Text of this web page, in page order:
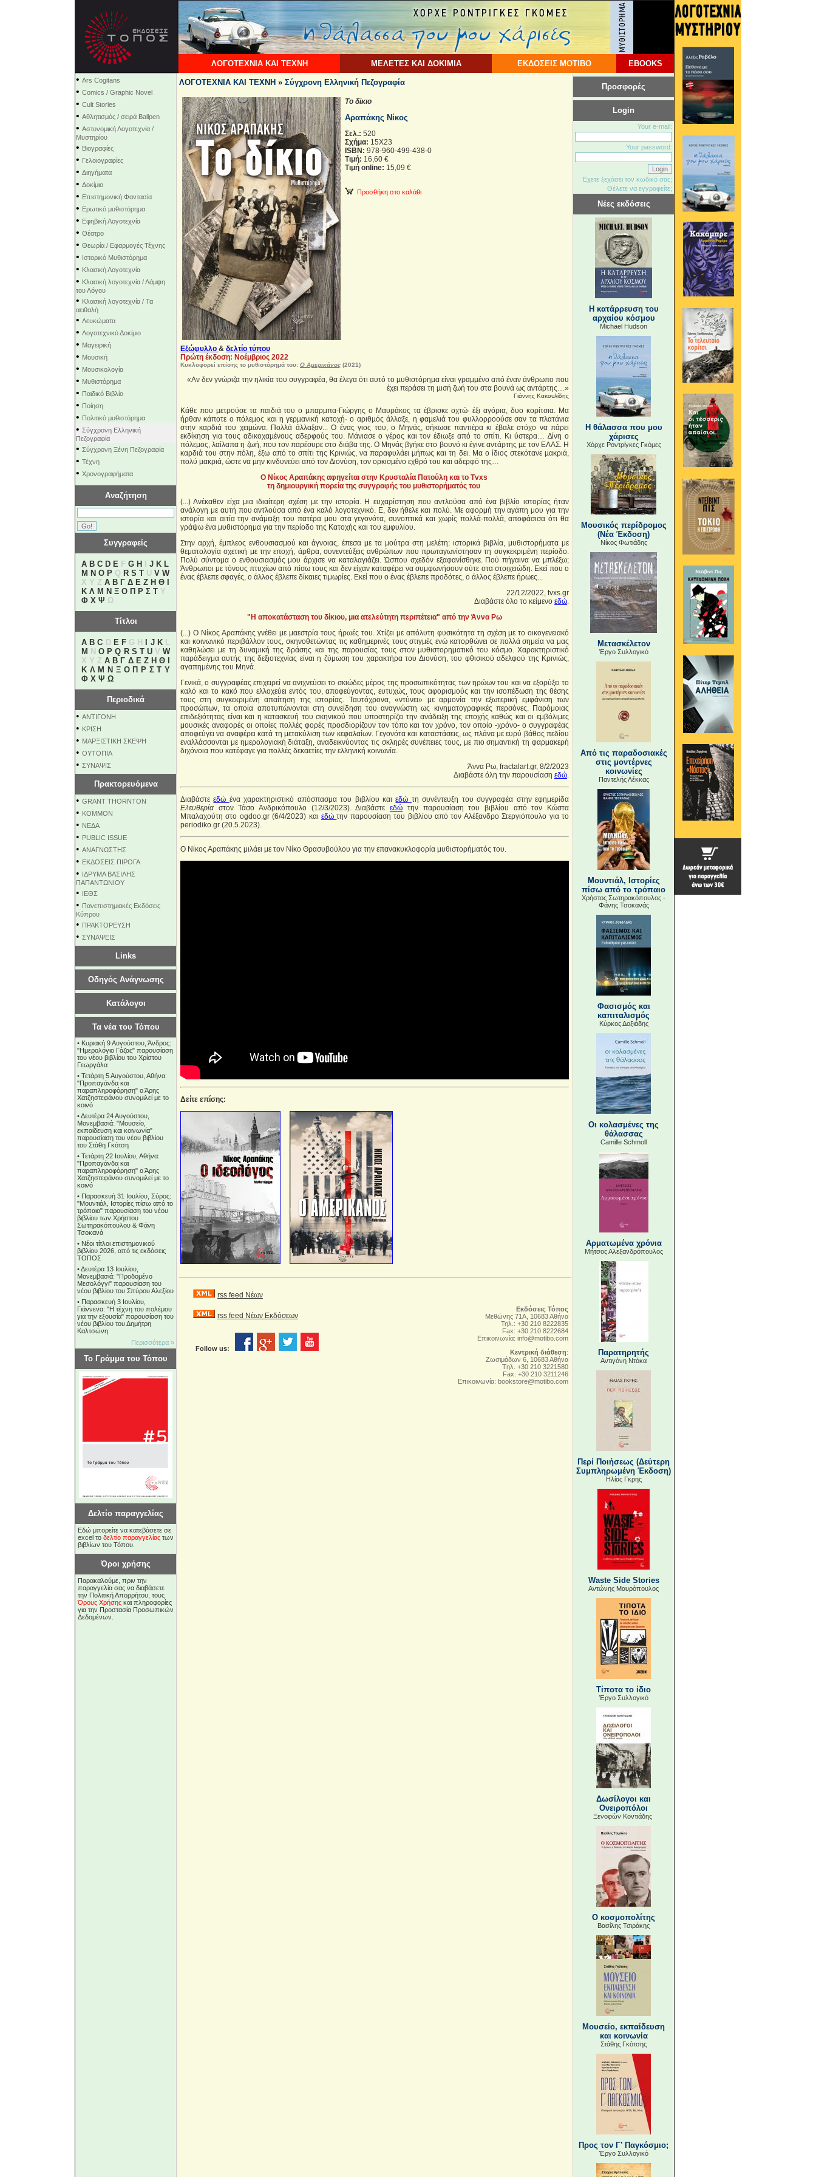
ΛΟΓΟΤΕΧΝΙΑ ΚΑΙ ΤΕΧΝΗ ΜΕΛΕΤΕΣ ΚΑΙ ΔΟΚΙΜΙΑ ΕΚΔΟΣΕΙΣ ΜΟΤΙΒΟ EBOOKS
• Ars Cogitans
• Comics / Graphic Novel
• Cult Stories
• Αθλητισμός / σειρά Ballpen
• Αστυνομική Λογοτεχνία /
Μυστηρίου
• Βιογραφίες
• Γελοιογραφίες
• Διηγήματα
• Δοκίμιο
• Επιστημονική Φαντασία
• Ερωτικό μυθιστόρημα
• Εφηβική Λογοτεχνία
• Θέατρο
• Θεωρία / Εφαρμογές Τέχνης
• Ιστορικό Μυθιστόρημα
• Κλασική Λογοτεχνία
• Κλασική λογοτεχνία / Λάμψη
του Λόγου
• Κλασική λογοτεχνία / Τα
αειθαλή
• Λευκώματα
• Λογοτεχνικό Δοκίμιο
• Μαγειρική
• Μουσική
• Μουσικολογία
• Μυθιστόρημα
• Παιδικό Βιβλίο
• Ποίηση
• Πολιτικό μυθιστόρημα
• Σύγχρονη Ελληνική
Πεζογραφία
• Σύγχρονη Ξένη Πεζογραφία
• Τέχνη
• Χρονογραφήματα
Αναζήτηση
Συγγραφείς
A B C D E F G H J K L
M N O P Q R S T U V W
X Y Z Α Β Γ Δ Ε Ζ Η Θ
Κ Λ Μ Ν Ξ Ο Π Ρ Σ Τ Υ
Φ Χ Ψ Ω
Τίτλοι
A B C D E FG H J KL
M NO P Q R S T UVW
X Y ZΑ Β Γ Δ Ε Ζ Η Θ
Κ Λ Μ Ν Ξ Ο Π Ρ Σ Τ Υ
Φ Χ Ψ Ω
Περιοδικά
• ΑΝΤΙΓΟΝΗ
• ΚΡΙΣΗ
• ΜΑΡΞΙΣΤΙΚΗ ΣΚΕΨΗ
• ΟΥΤΟΠΙΑ
• ΣΥΝΑΨΙΣ
Πρακτορευόμενα
• GRANT THORNTON
• KOMMON
• NEΔΑ
• PUBLIC ISSUE
• ΑΝΑΓΝΩΣΤΗΣ
• ΕΚΔΟΣΕΙΣ ΠΙΡΟΓΑ
• ΙΔΡΥΜΑ ΒΑΣΙΛΗΣ
ΠΑΠΑΝΤΩΝΙΟΥ
• ΙΕΘΣ
• Πανεπιστημιακές Εκδόσεις
Κύπρου
• ΠΡΑΚΤΟΡΕΥΣΗ
• ΣΥΝΑΨΕΙΣ
Links
Οδηγός Ανάγνωσης
Κατάλογοι
Τα νέα του Τόπου
• Κυριακή 9 Αυγούστου, Άνδρος:
"Ημερολόγιο Γάζας" παρουσίαση
του νέου βιβλίου του Χρίστου
Γεωργάλα
• Τετάρτη 5 Αυγούστου, Αθήνα:
"Προπαγάνδα και
παραπληροφόρηση" ο Άρης
Χατζηστεφάνου συνομιλεί με το
κοινό
•Δευτέρα 24 Αυγούστου,
Μονεμβασιά: "Μουσείο,
εκπαίδευση και κοινωνία"
παρουσίαση του νέου βιβλίου
του Στάθη Γκότση
• Τετάρτη 22 Ιουλίου, Αθήνα:
"Προπαγάνδα και
παραπληροφόρηση" ο Άρης
Χατζηστεφάνου συνομιλεί με το
κοινό
• Παρασκευή 31 Ιουλίου, Σύρος:
"Μουντιάλ, Ιστορίες πίσω από το
τρόπαιο" παρουσίαση του νέου
βιβλίου των Χρήστου
Σωτηρακόπουλου & Φάνη
Τσοκανά
• Νέοι τίτλοι επιστημονικού
βιβλίου 2026, από τις εκδόσεις
ΤΟΠΟΣ
•Δευτέρα 13 Ιουλίου,
Μονεμβασιά: "Προδομένο
Μεσολόγγι" παρουσίαση του
νέου βιβλίου του Σπύρου Αλεξίου
• Παρασκευή 3 Ιουλίου,
Γιάννενα: "Η τέχνη του πολέμου
για την εξουσία" παρουσίαση του
νέου βιβλίου του Δημήτρη
Καλτσώνη
Περισσότερα »
Το Γράμμα του Τόπου
Δελτίο παραγγελίας
Εδώ μπορείτε να κατεβάσετε σε
excel το δελτίο παραγγελίας των
βιβλίων του Τόπου.
Όροι χρήσης
Παρακαλούμε, πριν την
παραγγελία σας να διαβάσετε
την Πολιτική Απορρήτου, τους
Όρους Χρήσης και πληροφορίες
για την Προστασία Προσωπικών
Δεδομένων.
ΛΟΓΟΤΕΧΝΙΑ ΚΑΙ ΤΕΧΝΗ » Σύγχρονη Ελληνική Πεζογραφία
Το δίκιο
Αραπάκης Νίκος
Σελ.: 520
Σχήμα: 15Χ23
ISBN: 978-960-499-438-0
Τιμή: 16,60 €
Τιμή online: 15,09 €
Προσθήκη στο καλάθι
Εξώφυλλο & δελτίο τύπου
Πρώτη έκδοση: Νοέμβριος 2022
Κυκλοφορεί επίσης το μυθιστόρημά του: Ο Αμερικάνος (2021)
«Αν δεν γνώριζα την ηλικία του συγγραφέα, θα έλεγα ότι αυτό το µυθιστόρηµα είναι γραµµένο από έναν άνθρωπο που
έχει περάσει τη µισή ζωή του στα βουνά ως αντάρτης…»
Γιάννης Κακουλίδης
Κάθε που µετρούσε τα παιδιά του ο µπαρµπα-Γιώργης ο Μαυράκος τα έβρισκε οχτώ· έξι αγόρια, δυο κορίτσια. Μα
ήρθαν κάποτε ο πόλεµος και η γερµανική κατοχή· ο αριθµός άλλαξε, η φαµελιά του φυλλορροούσε σαν τα πλατάνια
στην καρδιά του χειµώνα. Πολλά άλλαξαν... Ο ένας γιος του, ο Μηνάς, σήκωσε παντιέρα κι έβαλε στόχο να πάρει
εκδίκηση για τους αδικοχαµένους αδερφούς του. Μάνιασε ο γέρος και τον έδιωξε από το σπίτι. Κι ύστερα… ∆ίνη ο
πόλεµος, λαίλαπα η ζωή, που τον παρέσυρε στο διάβα της. Ο Μηνάς βγήκε στο βουνό κι έγινε αντάρτης µε τον ΕΛΑΣ. Η
καρδιά του στην πόλη, έξω από το σπίτι της Κρινιώς, να παραφυλάει µήπως και τη δει. Μα ο ίδιος στεκότανε µακριά,
πολύ µακριά, ώστε να µην κινδυνεύει από τον ∆ιονύση, τον ορκισµένο εχθρό του και αδερφό της…
Ο Νίκος Αραπάκης αφηγείται στην Κρυσταλία Πατούλη και το Tvxs
τη δημιουργική πορεία της συγγραφής του μυθιστορήματός του
(...) Ανέκαθεν είχα μια ιδιαίτερη σχέση με την ιστορία. Η ευχαρίστηση που αντλούσα από ένα βιβλίο ιστορίας ήταν
ανάλογη με αυτή που αντλούσα από ένα καλό λογοτεχνικό. Ε, δεν ήθελε και πολύ. Με αφορμή την αγάπη μου για την
ιστορία και αιτία την ανάμειξη του πατέρα μου στα γεγονότα, συνοπτικά και χωρίς πολλά-πολλά, αποφάσισα ότι θα
γράψω ένα μυθιστόρημα για την περίοδο της Κατοχής και του εμφυλίου.
Στην αρχή, έμπλεος ενθουσιασμού και άγνοιας, έπεσα με τα μούτρα στη μελέτη: ιστορικά βιβλία, μυθιστορήματα με
θεματολογία σχετική με την εποχή, άρθρα, συνεντεύξεις ανθρώπων που πρωταγωνίστησαν τη συγκεκριμένη περίοδο.
Πολύ σύντομα ο ενθουσιασμός μου άρχισε να καταλαγιάζει. Ώσπου σχεδόν εξαφανίσθηκε. Πού πήγαινα να μπλέξω;
Άνθρωποι με τόνους πτυχίων από πίσω τους και δεν είχαν καταφέρει να συμφωνήσουν ούτε στα στοιχειώδη. Εκεί που ο
ένας έβλεπε σφαγές, ο άλλος έβλεπε δίκαιες τιμωρίες. Εκεί που ο ένας έβλεπε προδότες, ο άλλος έβλεπε ήρωες...
22/12/2022, tvxs.gr
Διαβάστε όλο το κείμενο εδώ.
"Η αποκατάσταση του δίκιου, μια ατελεύτητη περιπέτεια" από την Άννα Ρω
(...) Ο Νίκος Αραπάκης γνέθει με μαεστρία τους ήρωές του. Χτίζει με απόλυτη φυσικότητα τη σχέση με το οικογενειακό
και κοινωνικό περιβάλλον τους, σκηνοθετώντας τις καθημερινές τους στιγμές ενώ κατορθώνει σε πολλά σημεία να μας
καθηλώσει με τη δυναμική της δράσης και της παρουσίας τους στον μυθιστορηματικό του κόσμο. Χαρακτηριστικό
παράδειγμα αυτής της δεξιοτεχνίας είναι η ζύμωση του χαρακτήρα του Διονύση, του φθισικού αδελφού της Κρινιώς,
αγαπημένης του Μηνά.
Γενικά, ο συγγραφέας επιχειρεί να ανιχνεύσει το σκιώδες μέρος της προσωπικότητας των ηρώων του και να εξορύξει το
καλό και το κακό που ελλοχεύει εντός του, αποφεύγοντας, ευτυχώς, τους αφορισμούς και την ισοπέδωση της θέσης
τους στη συγκεκριμένη απαίτηση της ιστορίας. Ταυτόχρονα, «ντύνει» με αρμονία την εξωτερική εμφάνιση των
προσώπων, τα οποία αποτυπώνονται στη συνείδηση του αναγνώστη ως κινηματογραφικές περσόνες. Παρόμοιας
επιδεξιότητας είναι και η κατασκευή του σκηνικού που υποστηρίζει την ανάδειξη της εποχής καθώς και οι εμβόλιμες
μουσικές αναφορές οι οποίες πολλές φορές προσδιορίζουν τον τόπο και τον χρόνο, τον οποίο -χρόνο- ο συγγραφέας
αποφεύγει να αναφέρει κατά τη μετακύλιση των κεφαλαίων. Γεγονότα και καταστάσεις, ως πλάνα με ευρύ βάθος πεδίου
εναλλάσσονται με ημερολογιακή διάταξη, αναδεικνύοντας τις σκληρές συνέπειες τους, με πιο σημαντική τη φαρμακερή
διχόνοια που κατέφαγε για πολλές δεκαετίες την ελληνική κοινωνία.
Άννα Ρω, fractalart.gr, 8/2/2023
Διαβάστε όλη την παρουσίαση εδώ.
Διαβάστεεδώ ένα χαρακτηριστικό απόσπασμα του βιβλίου καιεδώ τη συνέντευξη του συγγραφέα στην εφημερίδα
Ελευθερία στον Τάσο Ανδρικόπουλο (12/3/2023). Διαβάστεεδώ την παρουσίαση του βιβλίου από τον Κώστα
Μπαλαχούτη στο ogdoo.gr (6/4/2023) και εδώτην παρουσίαση του βιβλίου από τον Αλέξανδρο Στεργιόπουλο για το
periodiko.gr (20.5.2023).
Ο Νίκος Αραπάκης μιλάει με τον Νίκο Θρασυβούλου για την επανακυκλοφορία μυθιστορήματός του.
Δείτε επίσης:
rss feed Νέων
rss feed Νέων Εκδόσεων
Follow us:
Εκδόσεις Τόπος
Μεθώνης 71Α, 10683 Αθήνα
Τηλ.: +30 210 8222835
Fax: +30 210 8222684
Επικοινωνία: info@motibo.com
Κεντρική διάθεση:
Zωσιμάδων 6, 10683 Αθήνα
Tηλ. +30 210 3221580
Fax: +30 210 3211246
Επικοινωνία: bookstore@motibo.com
Προσφορές
Login
Your e-mail:
Your password:
Εχετε ξεχάσει τον κωδικό σας;
Θέλετε να εγγραφείτε;
Νέες εκδόσεις
Η κατάρρευση του
αρχαίου κόσμου
Michael Hudson
Η θάλασσα που μου
χάρισες
Χόρχε Ροντρίγκες Γκόμες
Μουσικός περίδρομος
(Νέα Έκδοση)
Νίκος Φωτιάδης
Μετασκέλετον
Έργο Συλλογικό
Από τις παραδοσιακές
στις μοντέρνες
κοινωνίες
Παντελής Λέκκας
Μουντιάλ, Ιστορίες
πίσω από το τρόπαιο
Χρήστος Σωτηρακόπουλος -
Φάνης Τσοκανάς
Φασισμός και
καπιταλισμός
Κύρκος Δοξιάδης
Οι κολασμένες της
θάλασσας
Camille Schmoll
Αρματωμένα χρόνια
Μήτσος Αλεξανδρόπουλος
Παρατηρητής
Αντιγόνη Ντόκα
Περί Ποιήσεως (Δεύτερη
Συμπληρωμένη Έκδοση)
Ηλίας Γκρης
Waste Side Stories
Αντώνης Μαυρόπουλος
Τίποτα το ίδιο
Έργο Συλλογικό
Δωσίλογοι και
Ονειροπόλοι
Ξενοφών Κοντιάδης
Ο κοσμοπολίτης
Βασίλης Τσιράκης
Μουσείο, εκπαίδευση
και κοινωνία
Στάθης Γκότσης
Προς τον Γ’ Παγκόσμιο;
Έργο Συλλογικό